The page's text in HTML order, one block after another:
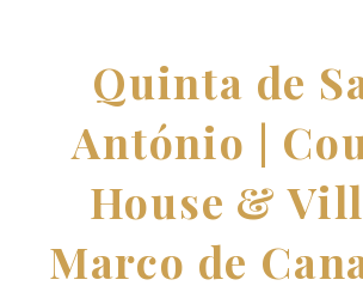
Quinta de
António |
House &
Marco de